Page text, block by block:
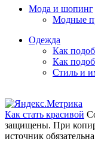
Мода и шопинг
Модные
Одежда
Как
Как
Стиль и
Как стать красивой
защищены. При
источник